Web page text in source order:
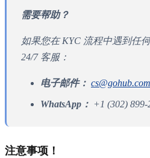
需要帮助？
如果您在 KYC 流程中遇到任
24/7 客服：
电子邮件： cs@gohub.com
WhatsApp： +1 (302) 899-
注意事项！